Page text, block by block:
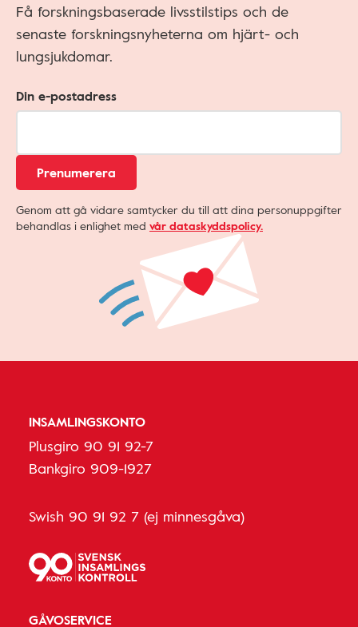
Få forskningsbaserade livsstilstips och de
senaste forskningsnyheterna om hjärt- och
lungsjukdomar.
Din e-postadress
Prenumerera
Genom att gå vidare samtycker du till att dina personuppgifter
behandlas i enlighet med vår dataskyddspolicy.
INSAMLINGSKONTO
Plusgiro 90 91 92-7
Bankgiro 909-1927
Swish 90 91 92 7 (ej minnesgåva)
GÅVOSERVICE